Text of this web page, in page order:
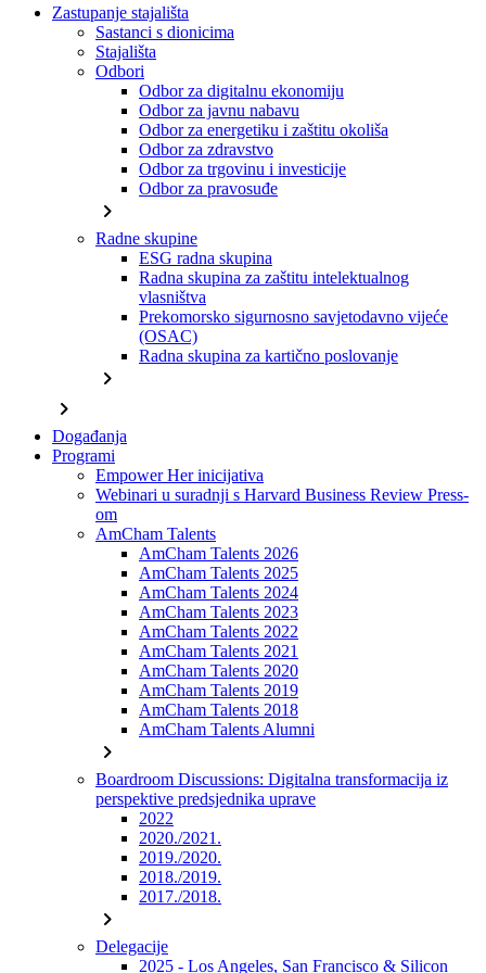
Zastupanje stajališta
Sastanci s dionicima
Stajališta
Odbori
Odbor za digitalnu ekonomiju
Odbor za javnu nabavu
Odbor za energetiku i zaštitu okoliša
Odbor za zdravstvo
Odbor za trgovinu i investicije
Odbor za pravosuđe
chevron_right
Radne skupine
ESG radna skupina
Radna skupina za zaštitu intelektualnog
vlasništva
Prekomorsko sigurnosno savjetodavno vijeće
(OSAC)
Radna skupina za kartično poslovanje
chevron_right
chevron_right
Događanja
Programi
Empower Her inicijativa
Webinari u suradnji s Harvard Business Review Press-
om
AmCham Talents
AmCham Talents 2026
AmCham Talents 2025
AmCham Talents 2024
AmCham Talents 2023
AmCham Talents 2022
AmCham Talents 2021
AmCham Talents 2020
AmCham Talents 2019
AmCham Talents 2018
AmCham Talents Alumni
chevron_right
Boardroom Discussions: Digitalna transformacija iz
perspektive predsjednika uprave
2022
2020./2021.
2019./2020.
2018./2019.
2017./2018.
chevron_right
Delegacije
2025 - Los Angeles, San Francisco & Silicon